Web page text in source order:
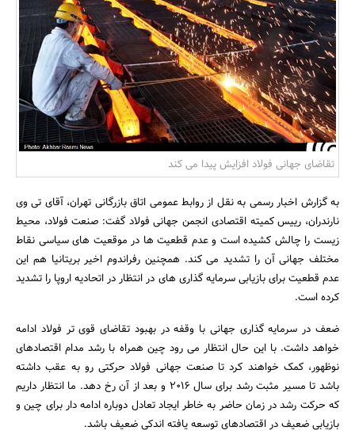
بانک، بیمه و سرمایه
مسکن و ساختمان
تقاضای جهانی فولاد افزایش پیدا می کند
به گزارش اخبار رسمی به نقل از روابط عمومی اتاق بازرگانی تهران، آقای تی وی
نارندران، رییس کمیته اقتصادی انجمن جهانی فولاد گفت: صنعت فولاد، محیط
زیست را چالش کشیده است و عدم قطعیت ها در موقعیت های سیاسی نقاط
مختلف جهانی آن را تشدید می کند. همچنین رفراندوم اخیر بریتانیا هم این
عدم قطعیت برای بازیابی سرمایه گذاری های در انتظار در اتحادیه اروپا را تشدید
کرده است.
ضعف در سرمایه گذاری جهانی با وقفه در بهبود تقاضای قوی تر فولاد ادامه
خواهد داشت. با این حال انتظار می رود چین همراه با رشد مدام اقتصادهای
نوظهور، کمک خواهند کرد تا صنعت جهانی فولاد حرکتی رو به عقب داشته
باشد تا مسیر مثبت رشد برای سال 2016 و بعد از آن رخ دهد. ما انتظار داریم
که حرکت رشد در زمان حاضر به خاطر ایجاد تعادل دوباره ادامه دار برای چین و
بازیابی ضعیف در اقتصادهای توسعه یافته اندکی ضعیف باشد.